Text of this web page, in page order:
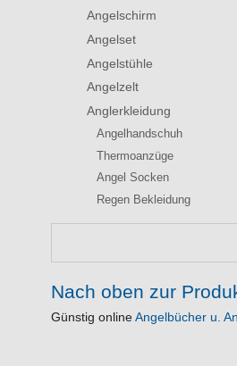
Angelschirm
Angelset
Angelstühle
Angelzelt
Anglerkleidung
Angelhandschuh
Thermoanzüge
Angel Socken
Regen Bekleidung
Nach oben zur
Günstig onlineAngelbücher u.